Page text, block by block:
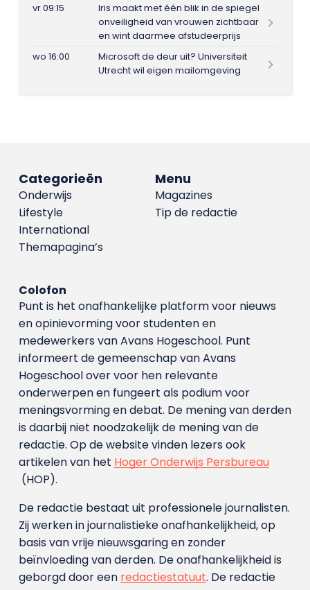
vr 09:15
Iris maakt met één blik in de spiegel
onveiligheid van vrouwen zichtbaar
en wint daarmee afstudeerprijs
wo 16:00
Microsoft de deur uit? Universiteit
Utrecht wil eigen mailomgeving
Menu
Magazines
Tip de redactie
Categorieën
Onderwijs
Lifestyle
International
Themapagina’s
Colofon
Punt is het onafhankelijke platform voor nieuws
en opinievorming voor studenten en
medewerkers van Avans Hoge­school. Punt
informeert de gemeenschap van Avans
Hogeschool over voor hen relevante
onderwerpen en fungeert als podium voor
meningsvorming en debat. De mening van derden
is daarbij niet noodzakelijk de mening van de
redactie. Op de website vinden lezers ook
artikelen van het Hoger Onderwijs Persbureau
(HOP).
De redactie bestaat uit professionele journalisten.
Zij werken in journalistieke onafhankelijkheid, op
basis van vrije nieuwsgaring en zonder
beïnvloeding van derden. De onafhankelijkheid is
geborgd door een redactiestatuut. De redactie